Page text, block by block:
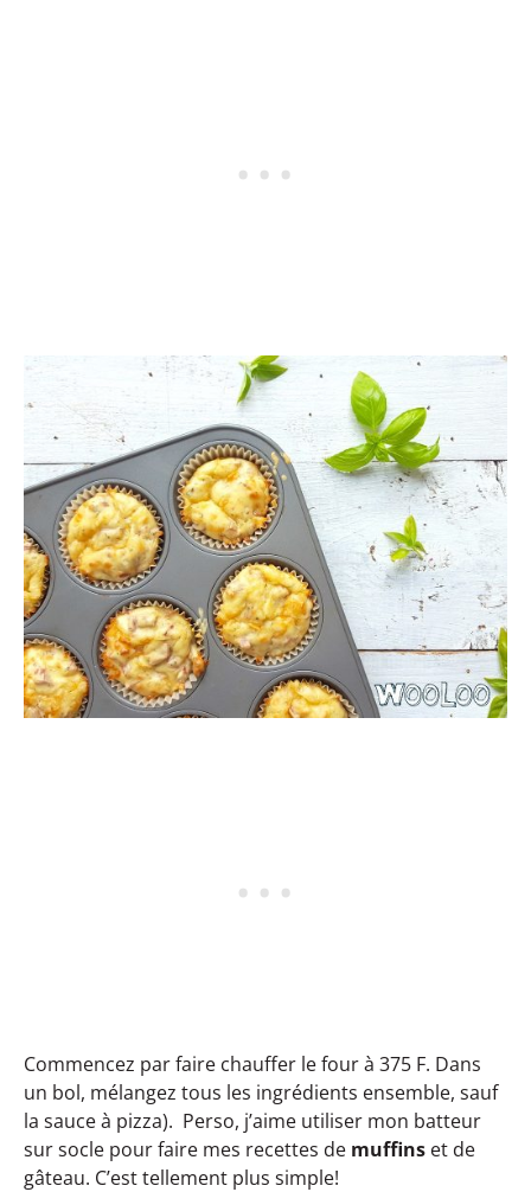
Commencez par faire chauffer le four à 375 F. Dans
un bol, mélangez tous les ingrédients ensemble, sauf
la sauce à pizza). Perso, j’aime utiliser mon batteur
sur socle pour faire mes recettes de muffins et de
gâteau. C’est tellement plus simple!